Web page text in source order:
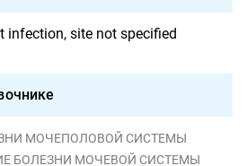
infection, site not specified
МОЧЕПОЛОВОЙ СИСТЕМЫ
БОЛЕЗНИ МОЧЕВОЙ СИСТЕМЫ